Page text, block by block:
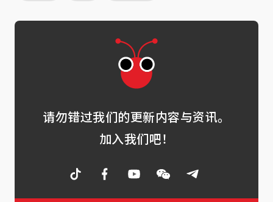
请勿错过我们的更新内容与资讯。
加入我们吧！